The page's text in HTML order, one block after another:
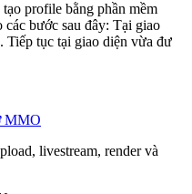
profile bằng phần mềm
bước sau đây: Tại giao
Tiếp tục tại giao diện vừa đư
MMO
livestream, render và